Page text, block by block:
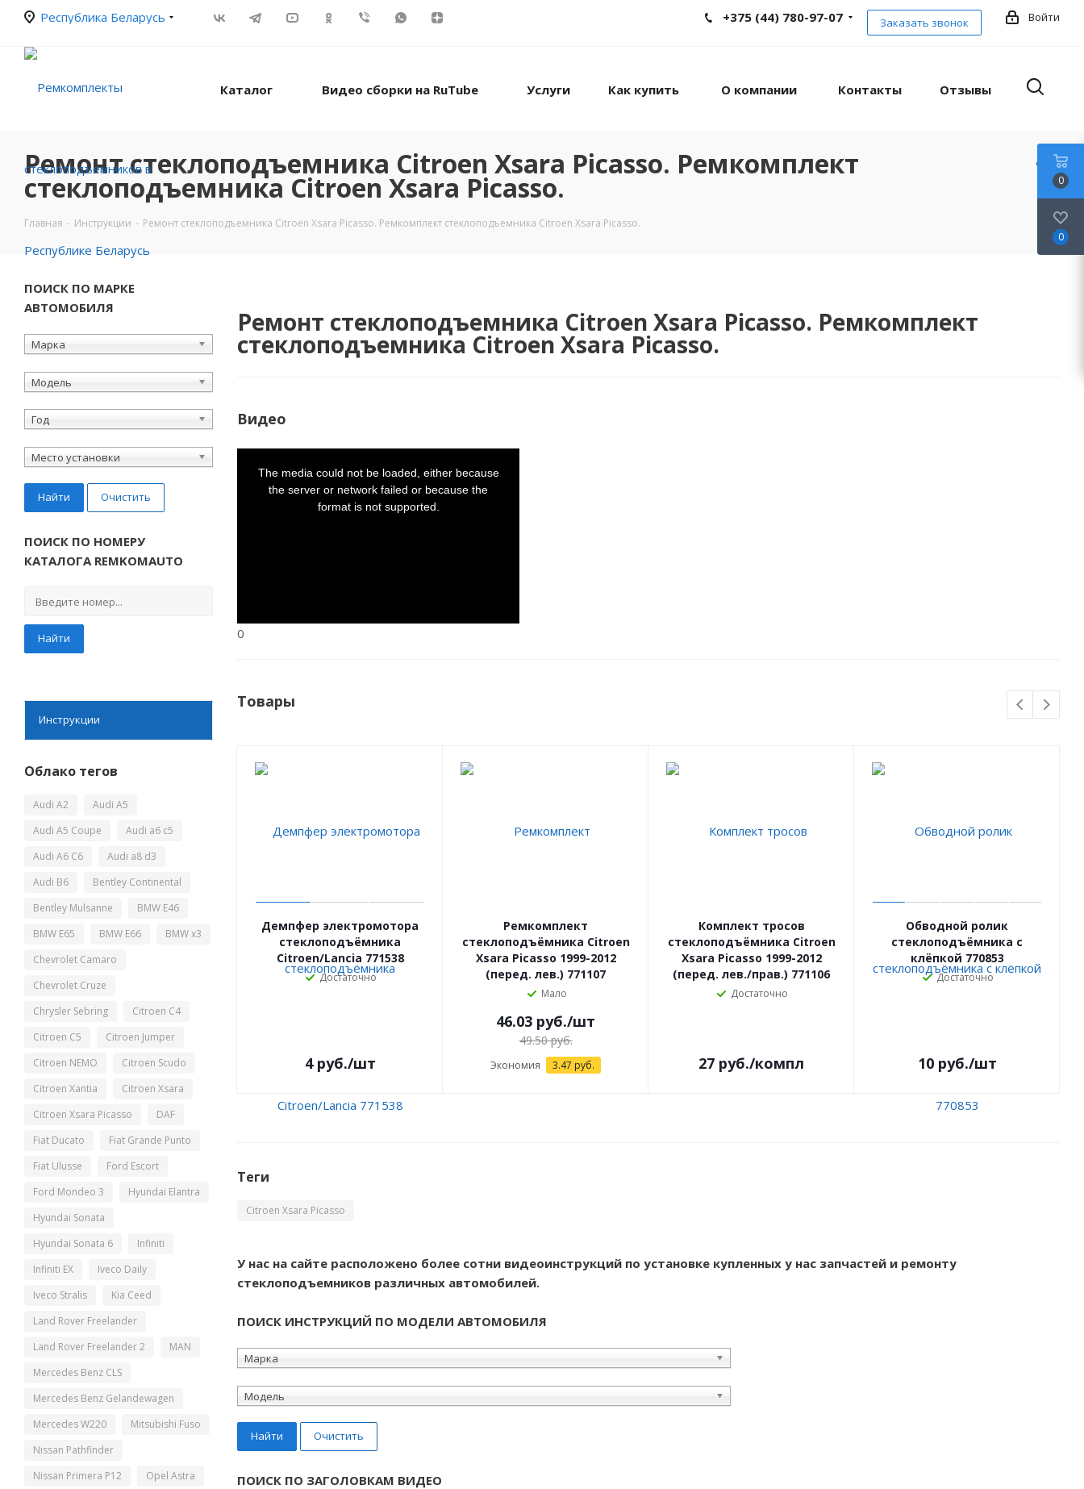
Республика Беларусь Войти
+375 (44) 780-97-07 Заказать звонок
Каталог Видео сборки на RuTube Услуги Как купить О компании Контакты Отзывы
Ремонт стеклоподъемника Citroen Xsara Picasso. Ремкомплект
стеклоподъемника Citroen Xsara Picasso.
Главная - Инструкции - Ремонт стеклоподъемника Citroen Xsara Picasso. Ремкомплект стеклоподъемника Citroen Xsara Picasso.
ПОИСК ПО МАРКЕ
АВТОМОБИЛЯ
Марка
Модель
Год
Место установки
Найти Очистить
ПОИСК ПО НОМЕРУ
КАТАЛОГА REMKOMAUTO
Найти
Инструкции
Облако тегов
Audi A2
Audi A5
Audi A5 Coupe
Audi a6 c5
Audi A6 C6
Audi a8 d3
Audi B6
Bentley Continental
Bentley Mulsanne
BMW E46
BMW E65
BMW E66
BMW x3
Chevrolet Camaro
Chevrolet Cruze
Chrysler Sebring
Citroen C4
Citroen C5
Citroen Jumper
Citroen NEMO
Citroen Scudo
Citroen Xantia
Citroen Xsara
Citroen Xsara Picasso
DAF
Fiat Ducato
Fiat Grande Punto
Fiat Ulusse
Ford Escort
Ford Mondeo 3
Hyundai Elantra
Hyundai Sonata
Hyundai Sonata 6
Infiniti
Infiniti EX
Iveco Daily
Iveco Stralis
Kia Ceed
Land Rover Freelander
Land Rover Freelander 2
MAN
Mercedes Benz CLS
Mercedes Benz Gelandewagen
Mercedes W220
Mitsubishi Fuso
Nissan Pathfinder
Nissan Primera P12
Opel Astra
Ремонт стеклоподъемника Citroen Xsara Picasso. Ремкомплект
стеклоподъемника Citroen Xsara Picasso.
Видео
The media could not be loaded, either because
the server or network failed or because the
format is not supported.
0
Товары
Демпфер электромотора
стеклоподъёмника
Citroen/Lancia 771538
Достаточно
4руб./шт
Ремкомплект
стеклоподъёмника Citroen
Xsara Picasso 1999-2012
(перед. лев.) 771107
Мало
46.03 руб./шт
49.50руб.
Экономия 3.47 руб.
Комплект тросов
стеклоподъёмника Citroen
Xsara Picasso 1999-2012
(перед. лев./прав.) 771106
Достаточно
27 руб./компл
Обводной ролик
стеклоподъёмника с
клёпкой 770853
Достаточно
10руб./шт
Теги
Citroen Xsara Picasso
У нас на сайте расположено более сотни видеоинструкций по установке купленных у нас запчастей и ремонту
стеклоподъемников различных автомобилей.
ПОИСК ИНСТРУКЦИЙ ПО МОДЕЛИ АВТОМОБИЛЯ
Марка
Модель
Найти Очистить
ПОИСК ПО ЗАГОЛОВКАМ ВИДЕО
0
0